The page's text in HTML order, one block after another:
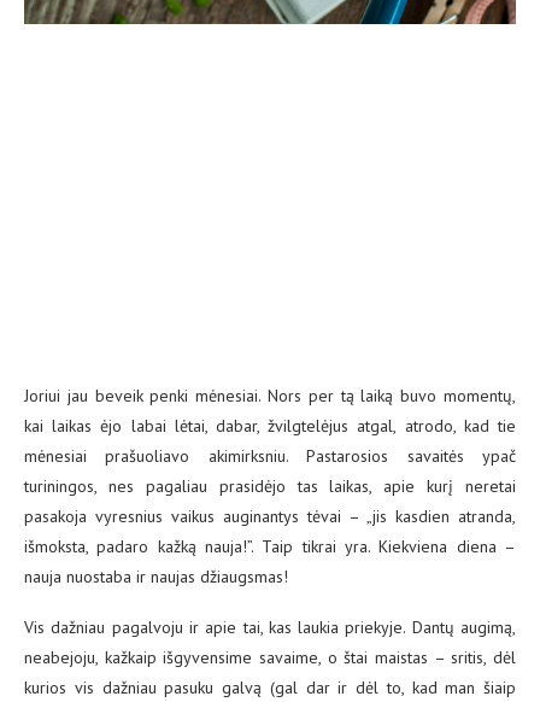
Joriui jau beveik penki mėnesiai. Nors per tą laiką buvo momentų,
kai laikas ėjo labai lėtai, dabar, žvilgtelėjus atgal, atrodo, kad tie
mėnesiai prašuoliavo akimirksniu. Pastarosios savaitės ypač
turiningos, nes pagaliau prasidėjo tas laikas, apie kurį neretai
pasakoja vyresnius vaikus auginantys tėvai – „jis kasdien atranda,
išmoksta, padaro kažką nauja!”. Taip tikrai yra. Kiekviena diena –
nauja nuostaba ir naujas džiaugsmas!
Vis dažniau pagalvoju ir apie tai, kas laukia priekyje. Dantų augimą,
neabejoju, kažkaip išgyvensime savaime, o štai maistas – sritis, dėl
kurios vis dažniau pasuku galvą (gal dar ir dėl to, kad man šiaip